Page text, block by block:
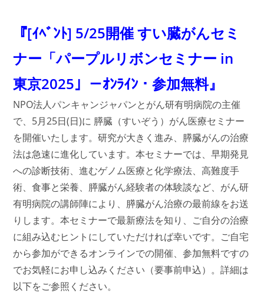
私
も
加
で
き
す
～」
『[ｲﾍﾞﾝﾄ] 5/25開催 すい臓がんセミ
ナー「パープルリボンセミナー in
東京2025」－ｵﾝﾗｲﾝ・参加無料』
NPO法人パンキャンジャパンとがん研有明病院の主催
で、5月25日(日)に 膵臓（すいぞう）がん医療セミナー
を開催いたします。研究が大きく進み、膵臓がんの治療
法は急速に進化しています。本セミナーでは、早期発見
への診断技術、進むゲノム医療と化学療法、高難度手
術、食事と栄養、膵臓がん経験者の体験談など、がん研
有明病院の講師陣により、膵臓がん治療の最前線をお送
りします。本セミナーで最新療法を知り、ご自分の治療
に組み込むヒントにしていただければ幸いです。ご自宅
から参加ができるオンラインでの開催、参加無料ですの
でお気軽にお申し込みください（要事前申込）。詳細は
以下をご参照ください。